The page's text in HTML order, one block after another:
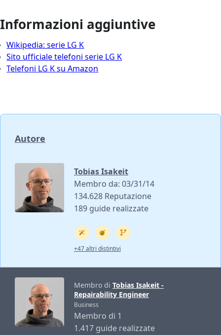
Informazioni aggiuntive
Wikipedia: serie LG K
Sito ufficiale telefoni serie LG K
Telefoni LG K su Amazon
Autore
Tobias Isakeit
Membro da: 03/31/14
134.628 Reputazione
189 guide realizzate
+47 altri distintivi
Membro di Tobias Isakeit -
Repairability Engineer
Business
Membro di 1
1.417 guide realizzate